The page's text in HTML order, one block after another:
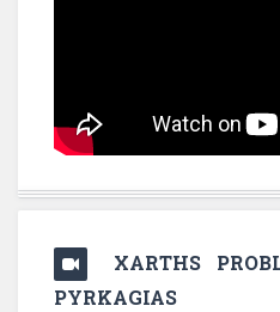
XARTHS
PYRKAGIAS